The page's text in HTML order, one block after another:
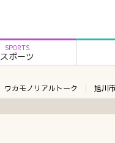
SPORTS
スポーツ
ワカモノリアルトーク 旭川